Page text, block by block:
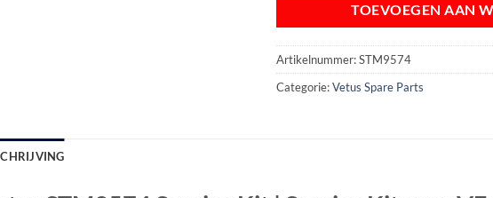
TOEVOEGEN AAN
Artikelnummer:STM9574
Categorie:Vetus Spare Parts